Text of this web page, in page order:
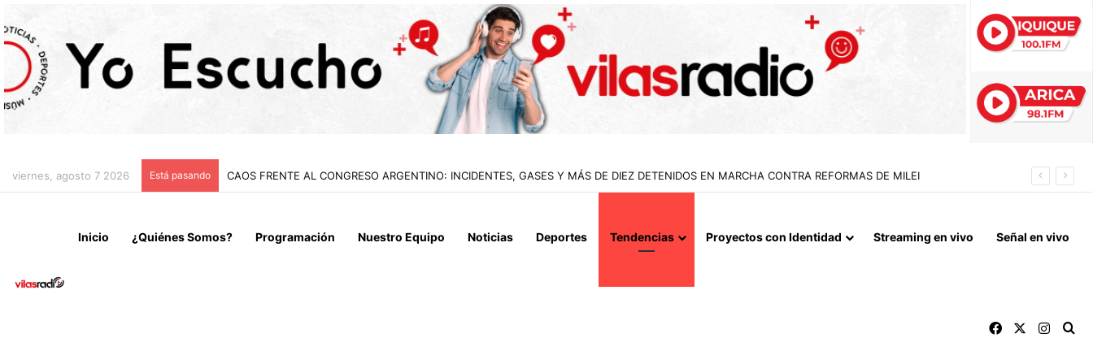
viernes, agosto 7 2026 Está pasando CAOS FRENTE AL CONGRESO ARGENTINO: INCIDENTES, GASES Y MÁS DE DIEZ DETENIDOS EN MARCHA CONTRA REFORMAS DE MILEI
Inicio ¿Quiénes Somos? Programación Nuestro Equipo Noticias Deportes Tendencias Proyectos con Identidad Streaming en vivo Señal en vivo
Facebook